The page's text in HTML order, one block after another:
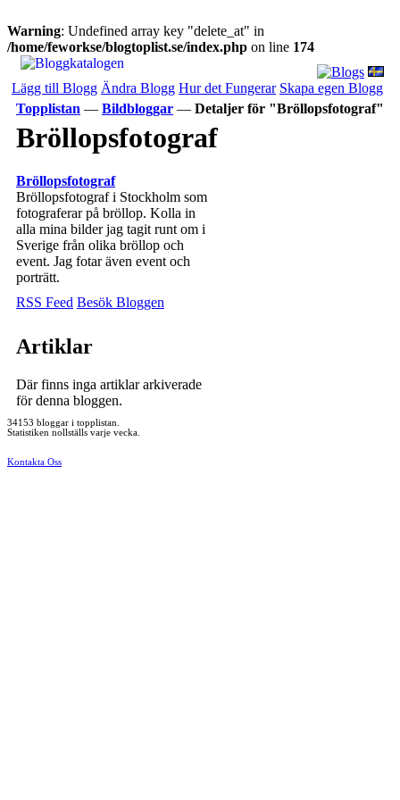
Warning: Undefined array key "delete_at" in
/home/feworkse/blogtoplist.se/index.php on line 174
Lägg till Blogg Ändra Blogg Hur det Fungerar Skapa egen Blogg
Topplistan — Bildbloggar — Detaljer för "Bröllopsfotograf"
Bröllopsfotograf
Bröllopsfotograf
Bröllopsfotograf i Stockholm som
fotograferar på bröllop. Kolla in
alla mina bilder jag tagit runt om i
Sverige från olika bröllop och
event. Jag fotar även event och
porträtt.
RSS Feed Besök Bloggen
Artiklar
Där finns inga artiklar arkiverade
för denna bloggen.
34153 bloggar i topplistan.
Statistiken nollställs varje vecka.
Kontakta Oss